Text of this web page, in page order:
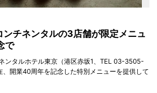
チネンタルの3店舗が限定メニュ
で
ンタルホテル東京（港区赤坂1、TEL 03-3505-
、開業40周年を記念した特別メニューを提供して